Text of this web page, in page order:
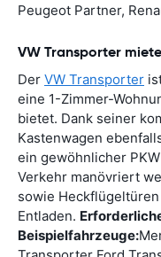
Peugeot Partner,
VW Transporter
Der VW Transporter
eine 1-Zimmer-
bietet. Dank seiner
Kastenwagen
ein gewöhnlicher
Verkehr manövriert
sowie
Entladen.
Beispielfahrzeuge: